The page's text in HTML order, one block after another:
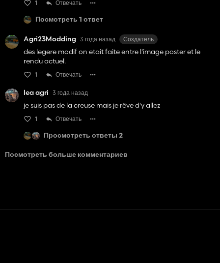
1 Отвечать
Посмотреть 1 ответ
Agri23Modding 3 года назад Создатель
des legere modif on etait faite entre l'image poster et le
rendu actuel.
1 Отвечать
lea agri 3 года назад
je suis pas de la creuse mais je rêve d'y allez
1 Отвечать
Просмотреть ответы 2
Посмотреть больше комментариев